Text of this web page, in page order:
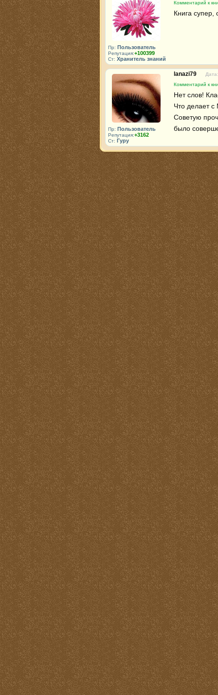
Пр: Пользователь
Репутация:+100399
Ст: Хранитель знаний
Комментарий к
Книга супер,
Пр: Пользователь
Репутация:+3162
Ст: Гуру
lanazi79
Комментарий к
Нет слов!
Что делает
Советую
было